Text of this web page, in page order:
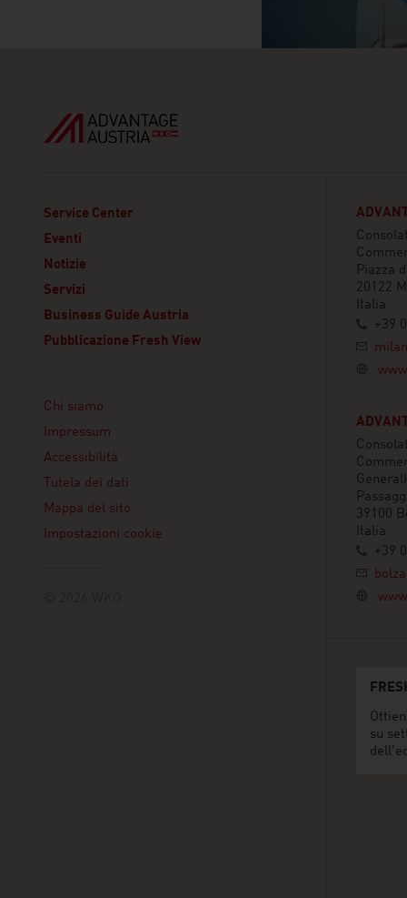
Service Center
Eventi
Notizie
Servizi
Business Guide Austria
Pubblicazione Fresh View
Chi siamo
Impressum
Accessibilità
Tutela dei dati
Mappa del sito
Impostazioni cookie
Piazza
20122
Italia
+39
39100
Italia
+39
su